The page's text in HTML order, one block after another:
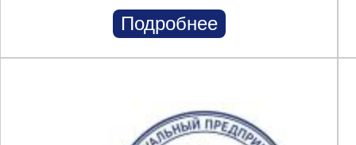
Подробнее